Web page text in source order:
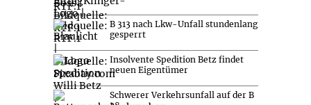
B 313 nach Lkw-Unfall stundenlang
gesperrt
Insolvente Spedition Betz findet
neuen Eigentümer
Schwerer Verkehrsunfall auf der B